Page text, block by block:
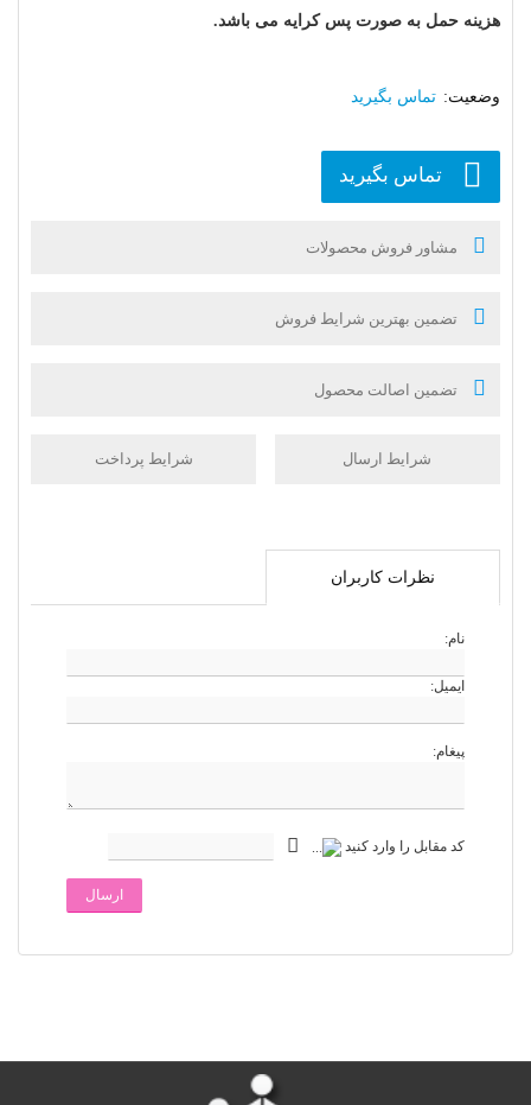
هزینه حمل به صورت پس کرایه می باشد.
تماس بگیرید
تماس بگیرید
مشاور فروش محصولات
تضمین بهترین شرایط فروش
تضمین اصالت محصول
شرایط ارسال شرایط پرداخت
نظرات کاربران
نام:
ایمیل:
پیغام:
کد مقابل را وارد کنید
ارسال